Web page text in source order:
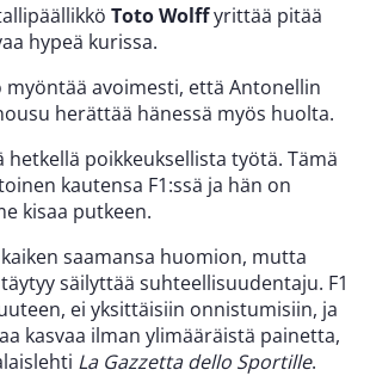
Toto Wolffyrittää pitää
hypeä kurissa.
myöntää avoimesti, että Antonellin
herättää hänessä myös huolta.
hetkellä poikkeuksellista työtä. Tämä
kautensa F1:ssä ja hän on
kisaa putkeen.
saamansa huomion, mutta
säilyttää suhteellisuudentaju. F1
ei yksittäisiin onnistumisiin, ja
kasvaa ilman ylimääräistä painetta,
La Gazzetta dello Sportille.